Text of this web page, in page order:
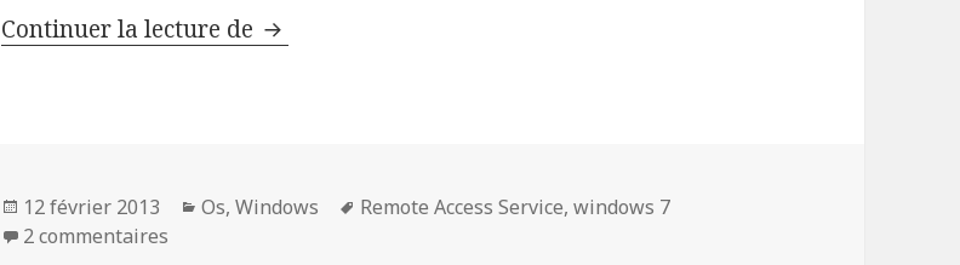
Continuer la lecture de Erreur 623 RAS du Remote Access Service
Publié
le
12 février 2013 Catégories
Os,Windows
Mots-
Remote Access Service,windows 7
2 commentaires